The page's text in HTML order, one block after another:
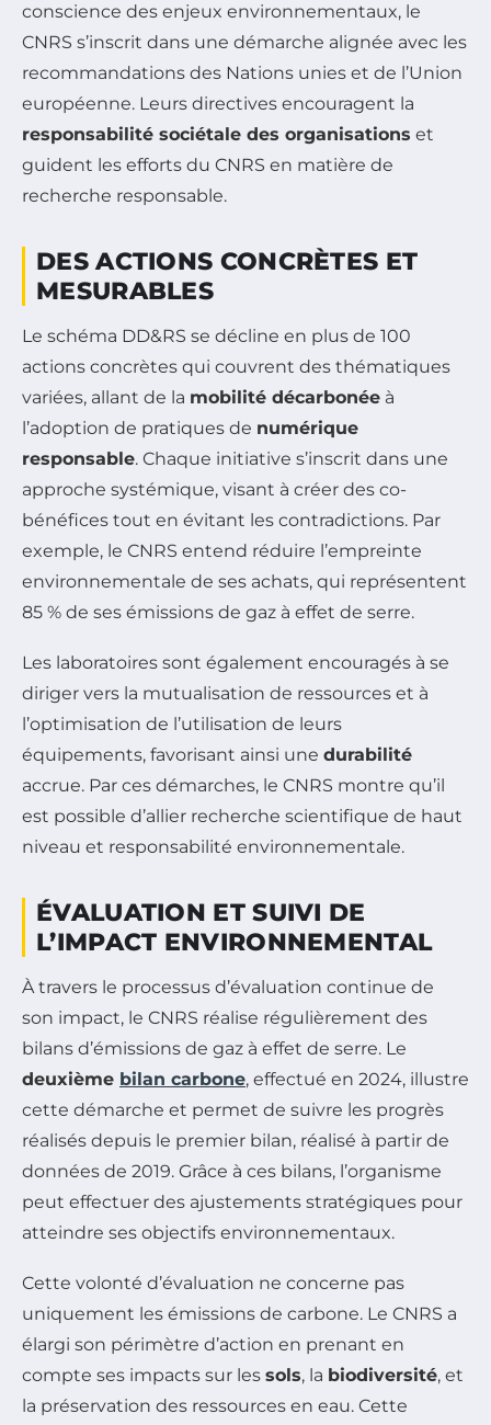
conscience des enjeux environnementaux, le
CNRS s’inscrit dans une démarche alignée avec les
recommandations des Nations unies et de l’Union
européenne. Leurs directives encouragent la
responsabilité sociétale des organisations et
guident les efforts du CNRS en matière de
recherche responsable.
DES ACTIONS CONCRÈTES ET
MESURABLES
Le schéma DD&RS se décline en plus de 100
actions concrètes qui couvrent des thématiques
variées, allant de la mobilité décarbonée à
l’adoption de pratiques de numérique
responsable. Chaque initiative s’inscrit dans une
approche systémique, visant à créer des co-
bénéfices tout en évitant les contradictions. Par
exemple, le CNRS entend réduire l’empreinte
environnementale de ses achats, qui représentent
85 % de ses émissions de gaz à effet de serre.
Les laboratoires sont également encouragés à se
diriger vers la mutualisation de ressources et à
l’optimisation de l’utilisation de leurs
équipements, favorisant ainsi une durabilité
accrue. Par ces démarches, le CNRS montre qu’il
est possible d’allier recherche scientifique de haut
niveau et responsabilité environnementale.
ÉVALUATION ET SUIVI DE
L’IMPACT ENVIRONNEMENTAL
À travers le processus d’évaluation continue de
son impact, le CNRS réalise régulièrement des
bilans d’émissions de gaz à effet de serre. Le
deuxième bilan carbone, effectué en 2024, illustre
cette démarche et permet de suivre les progrès
réalisés depuis le premier bilan, réalisé à partir de
données de 2019. Grâce à ces bilans, l’organisme
peut effectuer des ajustements stratégiques pour
atteindre ses objectifs environnementaux.
Cette volonté d’évaluation ne concerne pas
uniquement les émissions de carbone. Le CNRS a
élargi son périmètre d’action en prenant en
compte ses impacts sur les sols, la biodiversité, et
la préservation des ressources en eau. Cette